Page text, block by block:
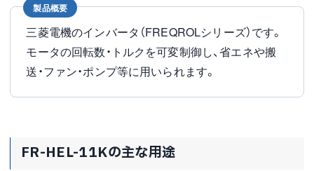
製品概要
三菱電機のインバータ（FREQROLシリーズ）です。
モータの回転数・トルクを可変制御し、省エネや搬
送・ファン・ポンプ等に用いられます。
FR-HEL-11Kの主な用途